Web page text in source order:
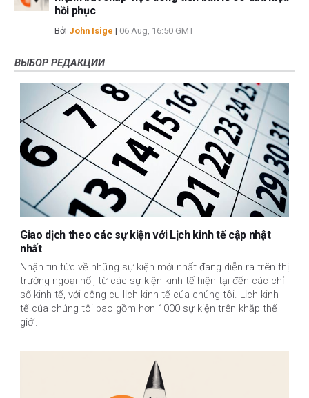
hồi phục
Bởi John Isige | 06 Aug, 16:50 GMT
ВЫБОР РЕДАКЦИИ
Giao dịch theo các sự kiện với Lịch kinh tế cập nhật
nhất
Nhận tin tức về những sự kiện mới nhất đang diễn ra trên thị
trường ngoại hối, từ các sự kiện kinh tế hiện tại đến các chỉ
số kinh tế, với công cụ lịch kinh tế của chúng tôi. Lịch kinh
tế của chúng tôi bao gồm hơn 1000 sự kiện trên khắp thế
giới.